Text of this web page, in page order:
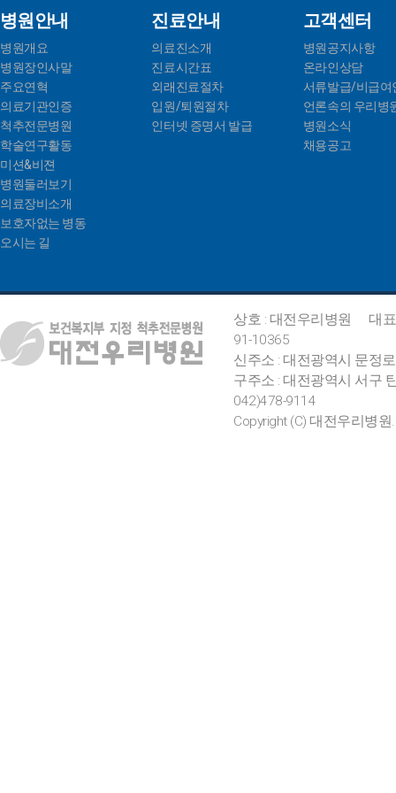
병원안내
병원개요
병원장인사말
주요연혁
의료기관인증
척추전문병원
학술연구활동
미션&비젼
병원둘러보기
의료장비소개
보호자없는 병동
오시는 길
진료안내
의료진소개
진료시간표
외래진료절차
입원/퇴원절차
인터넷 증명서 발급
고객센터
병원공지사항
온라인상담
서류발급/비급여
언론속의 우리병
병원소식
채용공고
상호 : 대전우리병원
대
91-10365
신주소 : 대전광역시 문정
구주소 : 대전광역시 서구
042)478-9114
Copyright (C) 대전우리병원